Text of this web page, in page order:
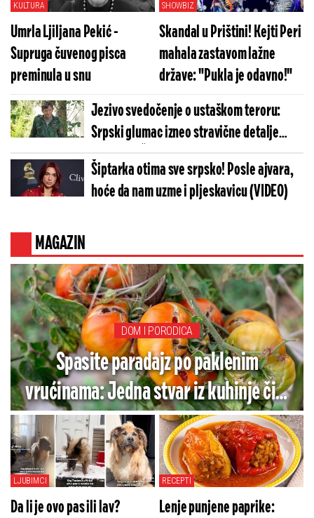
KULTURA
Umrla Ljiljana Pekić -
Supruga čuvenog pisca
preminula u snu
SHOWBIZ
Skandal u Prištini! Kejti Peri
mahala zastavom lažne
države: "Pukla je odavno!"
Jezivo svedočenje o ustaškom teroru:
Srpski glumac izneo stravične detalje
golgote – Četiri godine pakla i kolona
smrti!
Šiptarka otima sve srpsko! Posle ajvara,
hoće da nam uzme i pljeskavicu (VIDEO)
MAGAZIN
DOM I PORODICA
Spasite paradajz po paklenim
vrućinama: Jedna stvar iz kuhinje čini
čuda - Nema više crnih mrlja
LJUBIMCI
Da li je ovo pas ili lav?
RECEPTI
Lenje punjene paprike: